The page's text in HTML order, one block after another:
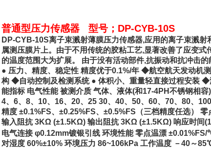
普通型压力传感器 型号；DP-CYB-10S
DP-CYB-10S离子束溅射薄膜压力传感器,应用的离子束溅
属测压膜片上。由于不用传统的胶粘工艺,显著改善了应变
的温度范围大为扩展。 由于没有活动部件,抗振动和抗冲击
● 压力、精度、稳定性 精度优于0.1%/年 ◆航空航天发动机
构 ◆自动控制及检测系统 ● 体积小、重量轻直接过程安装
能指标 电气性能 被测介质 气体、液体(和17-4PH不锈钢相容
4、6、8、10、16、20、25 30、40、50、60、70、80、
精度 ±0.1%FS、±0.25%FS、±0.5%FS（三档精度任选）
输入阻抗 3KΩ (±1.5KΩ) 输出阻抗 3KΩ (±1.5KΩ) 响应时间
电气连接 φ0.12mm镀银引线 环境性能 零点温漂
对湿度 60%±10% 环境压力 86~106kPa 工作温度 －40～